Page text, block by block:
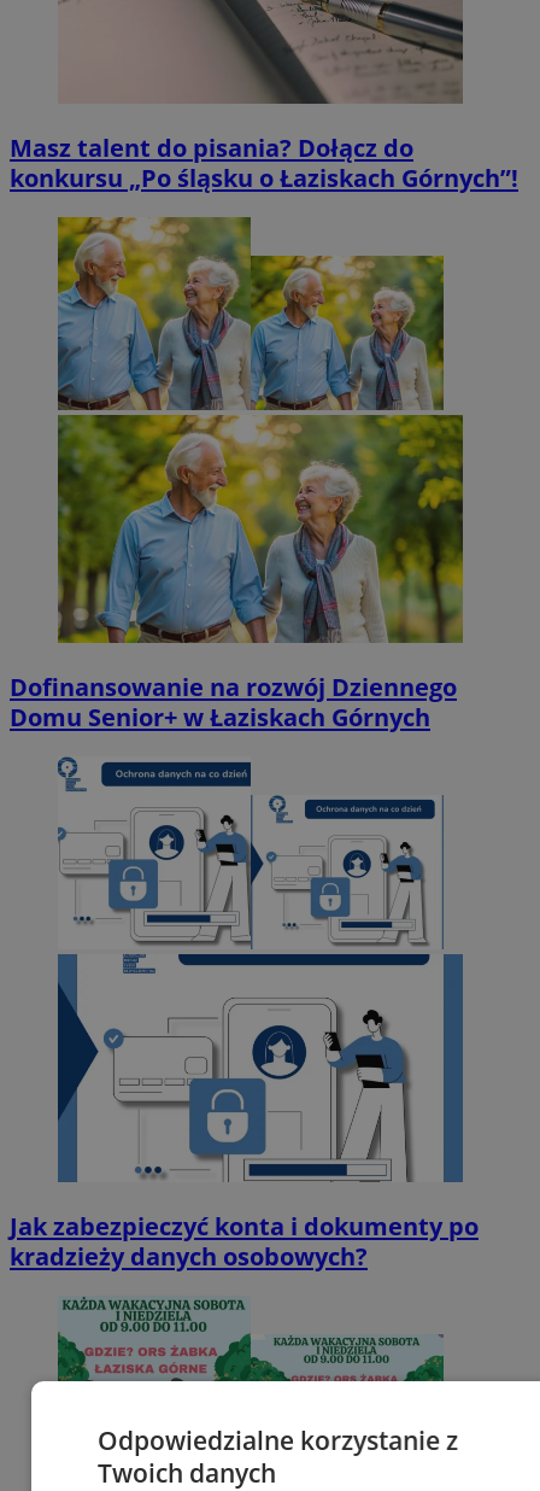
Masz talent do pisania? Dołącz do
konkursu „Po śląsku o Łaziskach Górnych”!
Dofinansowanie na rozwój Dziennego
Domu Senior+ w Łaziskach Górnych
Jak zabezpieczyć konta i dokumenty po
kradzieży danych osobowych?
Odpowiedzialne korzystanie z
Twoich danych